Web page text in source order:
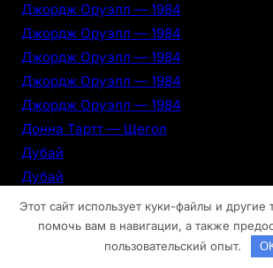
Джордж Оруэлл — 1984
Джордж Оруэлл — 1984
Джордж Оруэлл — 1984
Джордж Оруэлл — 1984
Джордж Оруэлл — 1984
Донна Тартт — Щегол
Дубай
Дубай
Дубай
Дубай
Этот сайт использует куки-файлы и другие
помочь вам в навигации, а также
пользовательский опыт.